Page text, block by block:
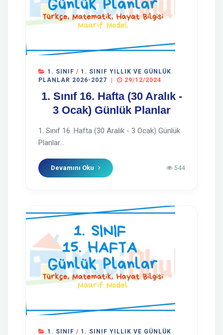
1. SINIF / 1. SINIF YILLIK VE GÜNLÜK
PLANLAR 2026-2027
29/12/2024
1. Sınıf 16. Hafta (30 Aralık -
3 Ocak) Günlük Planlar
1. Sınıf 16. Hafta (30 Aralık - 3 Ocak) Günlük
Planlar...
Devamını Oku 544
1. SINIF / 1. SINIF YILLIK VE GÜNLÜK